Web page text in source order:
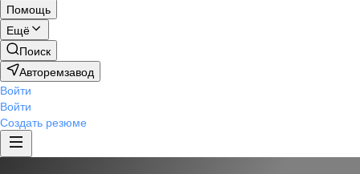
Помощь
Ещё
Поиск
Авторемзавод
Войти
Войти
Создать резюме